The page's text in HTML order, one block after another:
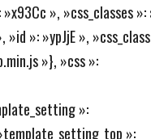
», »css_classes
»id »: »ypJjE »,
»}, »css »:
»:
»: